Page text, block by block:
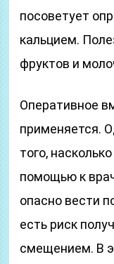
посоветует
кальцием.
фруктов и
Оперативное
применяется.
того,
помощью к
опасно вести
есть риск
смещением. В